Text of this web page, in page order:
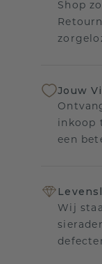
Shop
Jouw
inkoop
een
Wij